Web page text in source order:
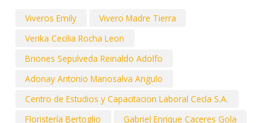
Viveros Emily
Vivero Madre Tierra
Verika Cecilia Rocha Leon
Briones Sepulveda Reinaldo Adolfo
Adonay Antonio Manosalva Angulo
Centro de Estudios y Capacitacion Laboral Cecla S.A.
Floristería Bertoglio
Gabriel Enrique Caceres Gola